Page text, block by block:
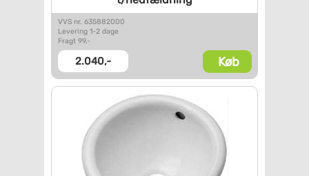
VVS nr. 635882000
Levering 1-2 dage
Fragt 99,-
2.040,- Køb